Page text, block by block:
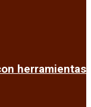
herramientas